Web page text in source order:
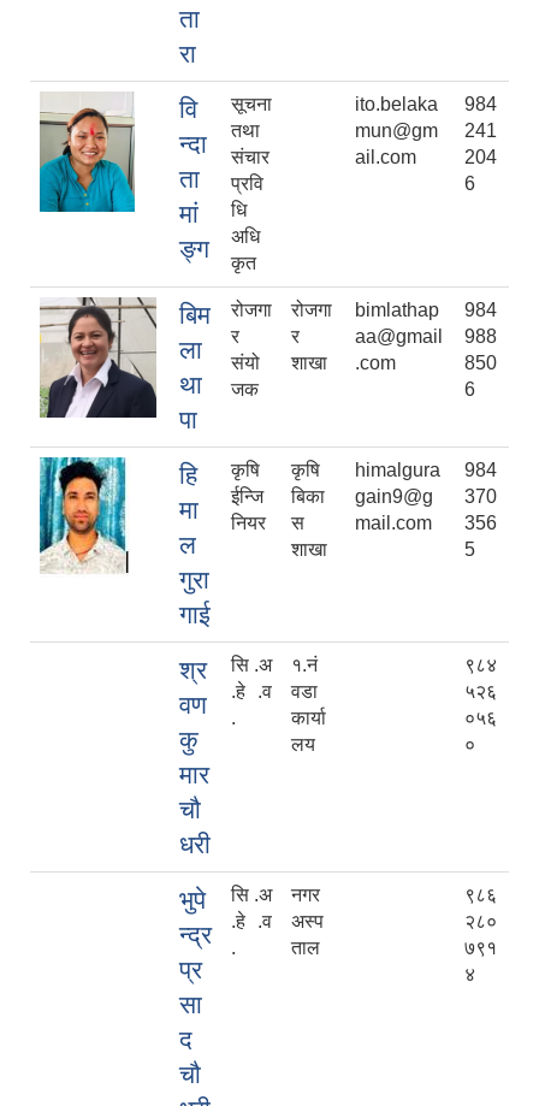
ता
रा
वि
न्दा
ता
मां
ङ्ग
सूचना
तथा
संचार
प्रवि
धि
अधि
कृत
ito.belaka
mun@gm
ail.com
984
241
204
6
बिम
ला
था
पा
रोजगा
र
संयो
जक
रोजगा
र
शाखा
bimlathap
aa@gmail
.com
984
988
850
6
हि
मा
ल
गुरा
गाई
कृषि
ईन्जि
नियर
कृषि
बिका
स
शाखा
himalgura
gain9@g
mail.com
984
370
356
5
श्र
वण
कु
मार
चौ
धरी
सि .अ
.हे .व
.
१.नं
वडा
कार्या
लय
९८४
५२६
०५६
०
भुपे
न्द्र
प्र
सा
द
चौ
सि .अ
.हे .व
.
नगर
अस्प
ताल
९८६
२८०
७९१
४